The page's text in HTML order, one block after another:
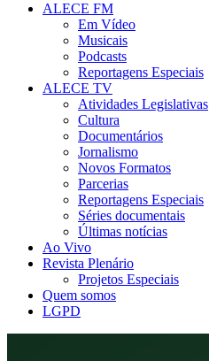
ALECE FM
Em Vídeo
Musicais
Podcasts
Reportagens Especiais
ALECE TV
Atividades Legislativas
Cultura
Documentários
Jornalismo
Novos Formatos
Parcerias
Reportagens Especiais
Séries documentais
Últimas notícias
Ao Vivo
Revista Plenário
Projetos Especiais
Quem somos
LGPD